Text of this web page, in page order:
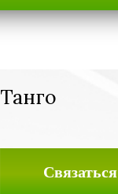
Танго
Связаться